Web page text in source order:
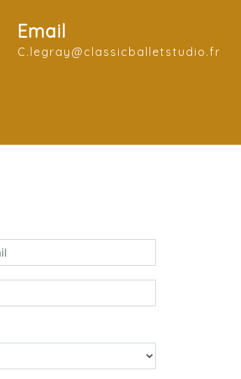
Email
c.legray@classicballetstudio.fr